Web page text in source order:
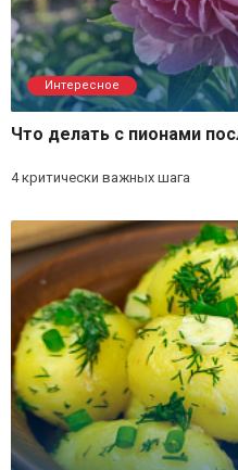
Интересное
Что делать с пионами
4 критически важных шага